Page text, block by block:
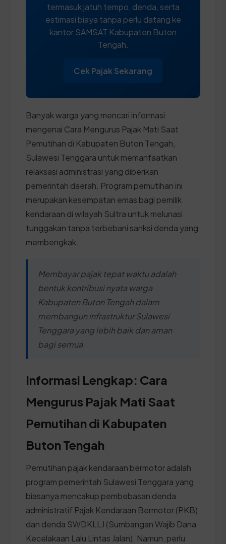
termasuk jatuh tempo, denda, serta
estimasi biaya tanpa perlu datang ke
kantor SAMSAT Kabupaten Buton
Tengah.
Cek Pajak Sekarang
Banyak warga yang mencari informasi
mengenai Cara Mengurus Pajak Mati Saat
Pemutihan di Kabupaten Buton Tengah,
Sulawesi Tenggara untuk memanfaatkan
relaksasi administrasi yang diberikan
pemerintah daerah. Program pemutihan ini
merupakan kesempatan emas bagi pemilik
kendaraan di wilayah Sultra untuk melunasi
tunggakan tanpa terbebani sanksi denda yang
membengkak.
Membayar pajak tepat waktu adalah
bentuk kontribusi nyata warga
Kabupaten Buton Tengah dalam
membangun infrastruktur Sulawesi
Tenggara yang lebih baik dan aman
bagi semua.
Informasi Lengkap: Cara
Mengurus Pajak Mati Saat
Pemutihan di Kabupaten
Buton Tengah
Pemutihan pajak kendaraan bermotor adalah
program pemerintah Sulawesi Tenggara yang
biasanya mencakup pembebasan denda
administratif Pajak Kendaraan Bermotor (PKB)
dan denda SWDKLLJ (Sumbangan Wajib Dana
Kecelakaan Lalu Lintas Jalan). Namun, perlu